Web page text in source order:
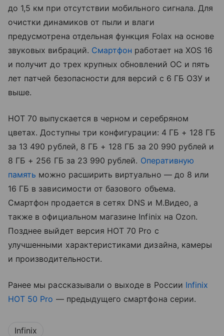
до 1,5 км при отсутствии мобильного сигнала. Для
очистки динамиков от пыли и влаги
предусмотрена отдельная функция Folax на основе
звуковых вибраций. Смартфон работает на XOS 16
и получит до трех крупных обновлений ОС и пять
лет патчей безопасности для версий с 6 ГБ ОЗУ и
выше.
HOT 70 выпускается в черном и серебряном
цветах. Доступны три конфигурации: 4 ГБ + 128 ГБ
за 13 490 рублей, 8 ГБ + 128 ГБ за 20 990 рублей и
8 ГБ + 256 ГБ за 23 990 рублей. Оперативную
память можно расширить виртуально — до 8 или
16 ГБ в зависимости от базового объема.
Смартфон продается в сетях DNS и М.Видео, а
также в официальном магазине Infinix на Ozon.
Позднее выйдет версия HOT 70 Pro с
улучшенными характеристиками дизайна, камеры
и производительности.
Ранее мы рассказывали о выходе в России Infinix
HOT 50 Pro — предыдущего смартфона серии.
Infinix